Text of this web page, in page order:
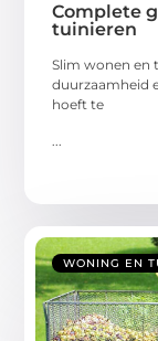
Complete
tuinieren
Slim wonen en
duurzaamheid
hoeft te
WONING EN